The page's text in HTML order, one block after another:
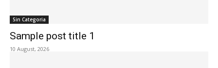
Sin Categoria
Sample post title 1
10 August, 2026